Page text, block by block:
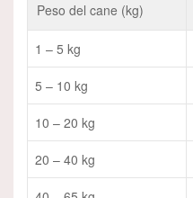
Peso del cane (kg)
1 – 5 kg
5 – 10 kg
10 – 20 kg
20 – 40 kg